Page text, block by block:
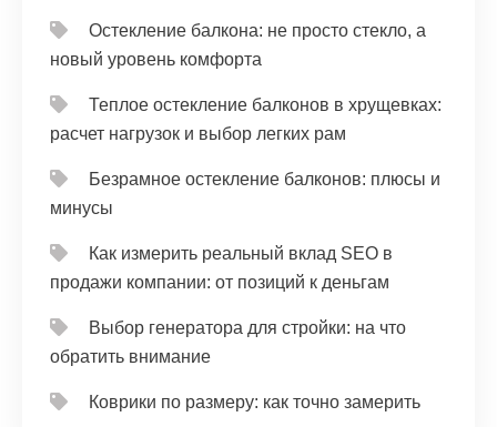
Остекление балкона: не просто стекло, а
новый уровень комфорта
Теплое остекление балконов в хрущевках:
расчет нагрузок и выбор легких рам
Безрамное остекление балконов: плюсы и
минусы
Как измерить реальный вклад SEO в
продажи компании: от позиций к деньгам
Выбор генератора для стройки: на что
обратить внимание
Коврики по размеру: как точно замерить